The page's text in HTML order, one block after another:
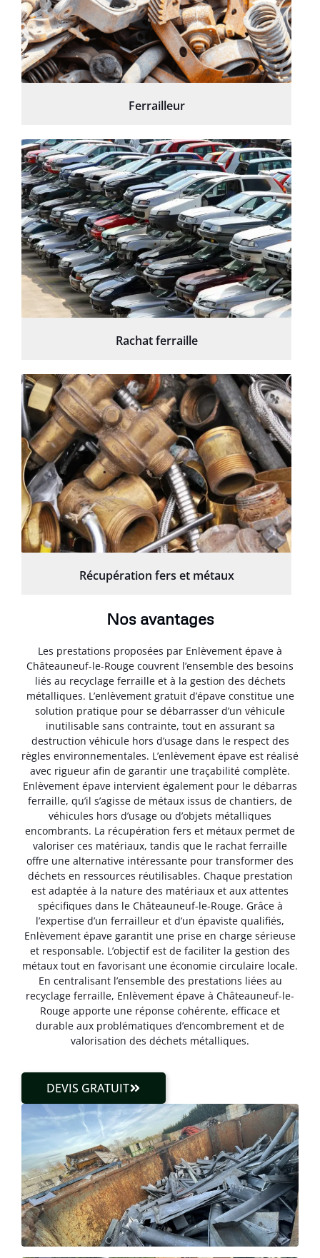
Ferrailleur
Rachat ferraille
Récupération fers et métaux
Nos avantages
Les prestations proposées par Enlèvement épave à
Châteauneuf-le-Rouge couvrent l’ensemble des besoins
liés au recyclage ferraille et à la gestion des déchets
métalliques. L’enlèvement gratuit d’épave constitue une
solution pratique pour se débarrasser d’un véhicule
inutilisable sans contrainte, tout en assurant sa
destruction véhicule hors d’usage dans le respect des
règles environnementales. L’enlèvement épave est réalisé
avec rigueur afin de garantir une traçabilité complète.
Enlèvement épave intervient également pour le débarras
ferraille, qu’il s’agisse de métaux issus de chantiers, de
véhicules hors d’usage ou d’objets métalliques
encombrants. La récupération fers et métaux permet de
valoriser ces matériaux, tandis que le rachat ferraille
offre une alternative intéressante pour transformer des
déchets en ressources réutilisables. Chaque prestation
est adaptée à la nature des matériaux et aux attentes
spécifiques dans le Châteauneuf-le-Rouge. Grâce à
l’expertise d’un ferrailleur et d’un épaviste qualifiés,
Enlèvement épave garantit une prise en charge sérieuse
et responsable. L’objectif est de faciliter la gestion des
métaux tout en favorisant une économie circulaire locale.
En centralisant l’ensemble des prestations liées au
recyclage ferraille, Enlèvement épave à Châteauneuf-le-
Rouge apporte une réponse cohérente, efficace et
durable aux problématiques d’encombrement et de
valorisation des déchets métalliques.
DEVIS GRATUIT